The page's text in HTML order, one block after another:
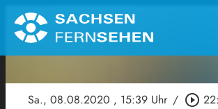
Sa., 08.08.2020 , 15:39 Uhr / play_circle_outline